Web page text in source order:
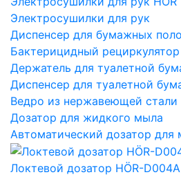
Электросушилки для рук
Диспенсер для бумажных
Бактерицидный
Держатель для туалетной
Диспенсер для туалетной
Ведро из нержавеющей
Дозатор для жидкого мыла
Автоматический дозатор для
Локтевой дозатор HÖR-D004A